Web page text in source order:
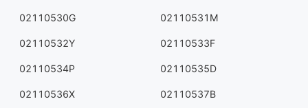
02110530G 02110531M
02110532Y 02110533F
02110534P 02110535D
02110536X 02110537B